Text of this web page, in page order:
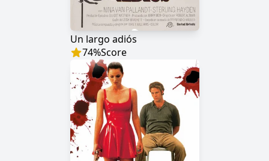
Un largo adiós
74%Score